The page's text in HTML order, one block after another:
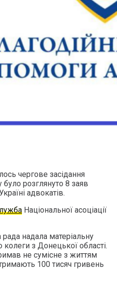
чергове засідання
розглянуто 8 заяв
адвокатів.
Національної асоціації
надала матеріальну
з Донецької області.
не сумісне з життям
100 тисяч гривень